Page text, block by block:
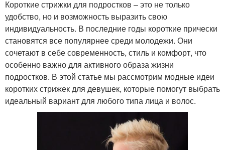
Короткие стрижки для подростков – это не только
удобство, но и возможность выразить свою
индивидуальность. В последние годы короткие прически
становятся все популярнее среди молодежи. Они
сочетают в себе современность, стиль и комфорт, что
особенно важно для активного образа жизни
подростков. В этой статье мы рассмотрим модные идеи
коротких стрижек для девушек, которые помогут выбрать
идеальный вариант для любого типа лица и волос.